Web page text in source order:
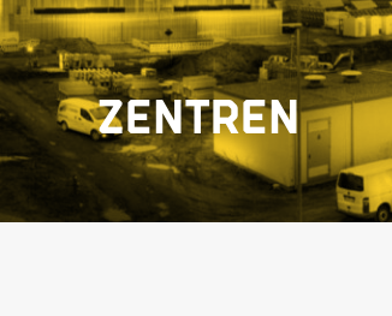
ZENTREN